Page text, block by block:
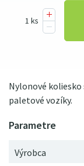
Nylonové
paletové vozíky.
Výrobca